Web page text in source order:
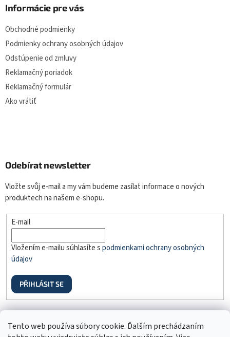
Tento web používa súbory cookie. Ďalším prechádzaním
Informácie pre vás
Obchodné podmienky
Podmienky ochrany osobných údajov
Odstúpenie od zmluvy
Reklamačný poriadok
Reklamačný formulár
Ako vrátiť
Odebírat newsletter
Vložte svůj e-mail a my vám budeme zasílat informace o nových
produktech na našem e-shopu.
E-mail
Vložením e-mailu súhlasíte spodmienkami ochrany osobných
údajov
PŘIHLÁSIT SE
Odstúpenie od zmluvy